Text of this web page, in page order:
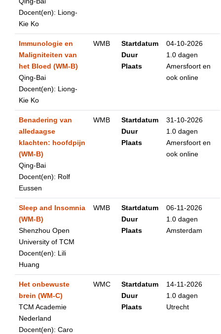
Docent(en): Liong-
Kie Ko
Immunologie en
Maligniteiten van
het Bloed (WM-B)
Qing-Bai
Docent(en): Liong-
Kie Ko
WMB
Startdatum
Duur
Plaats
04-10-2026
1.0 dagen
Amersfoort en
ook online
Benadering van
alledaagse
klachten: hoofdpijn
(WM-B)
Qing-Bai
Docent(en): Rolf
Eussen
WMB
Startdatum
Duur
Plaats
31-10-2026
1.0 dagen
Amersfoort en
ook online
Sleep and Insomnia
(WM-B)
Shenzhou Open
University of TCM
Docent(en): Lili
Huang
WMB
Startdatum
Duur
Plaats
06-11-2026
1.0 dagen
Amsterdam
Het onbewuste
brein (WM-C)
TCM Academie
Nederland
Docent(en): Caro
WMC
Startdatum
Duur
Plaats
14-11-2026
1.0 dagen
Utrecht